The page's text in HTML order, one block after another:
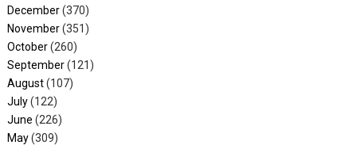
December(370)
November(351)
October(260)
September(121)
August(107)
July(122)
June (226)
May(309)